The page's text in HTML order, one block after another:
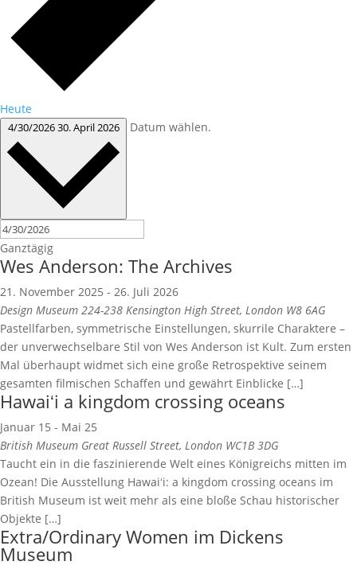
Heute
4/30/202630. April 2026 Datum wählen.
Ganztägig
Wes Anderson: The Archives
21. November 2025 - 26. Juli 2026
Design Museum 224-238 Kensington High Street, London W8 6AG
Pastellfarben, symmetrische Einstellungen, skurrile Charaktere –
der unverwechselbare Stil von Wes Anderson ist Kult. Zum ersten
Mal überhaupt widmet sich eine große Retrospektive seinem
gesamten filmischen Schaffen und gewährt Einblicke […]
Hawaiʻi a kingdom crossing oceans
Januar 15 - Mai 25
British Museum Great Russell Street, London WC1B 3DG
Taucht ein in die faszinierende Welt eines Königreichs mitten im
Ozean! Die Ausstellung Hawaiʻi: a kingdom crossing oceans im
British Museum ist weit mehr als eine bloße Schau historischer
Objekte […]
Extra/Ordinary Women im Dickens
Museum